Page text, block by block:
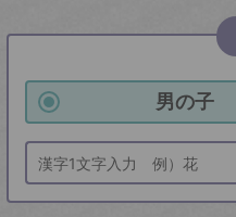
男の子